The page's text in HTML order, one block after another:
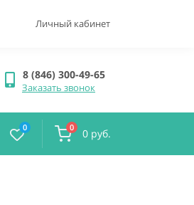
Личный кабинет
8 (846) 300-49-65
Заказать звонок
0 0 0 руб.